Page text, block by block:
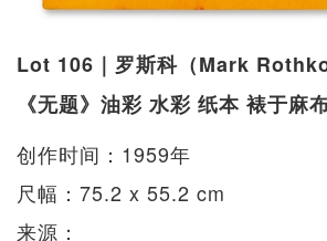
Lot 106｜罗斯科（Mark
《无题》油彩 水彩 纸本 裱于麻
创作时间：1959年
尺幅：75.2 x 55.2 cm
来源：